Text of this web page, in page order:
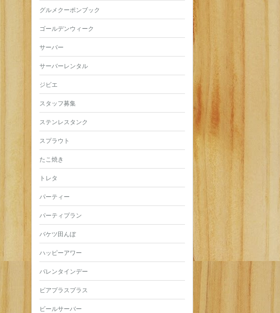
グルメクーポンブック
ゴールデンウィーク
サーバー
サーバーレンタル
ジビエ
スタッフ募集
ステンレスタンク
スプラウト
たこ焼き
トレタ
パーティー
パーティプラン
バケツ田んぼ
ハッピーアワー
バレンタインデー
ビアプラスプラス
ビールサーバー